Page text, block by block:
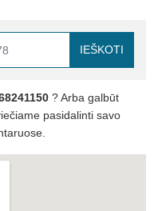
IEŠKOTI
? Arba galbūt
pasidalinti savo